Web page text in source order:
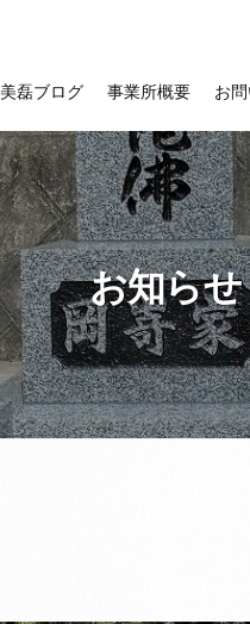
美磊ブログ 事業所概要 お
お知らせ